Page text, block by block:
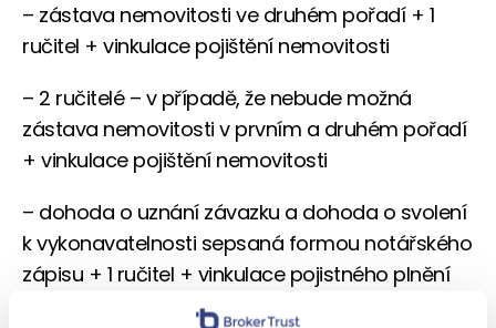
– zástava nemovitosti ve druhém pořadí + 1
ručitel + vinkulace pojištění nemovitosti
– 2 ručitelé – v případě, že nebude možná
zástava nemovitosti v prvním a druhém pořadí
+ vinkulace pojištění nemovitosti
– dohoda o uznání závazku a dohoda o svolení
k vykonavatelnosti sepsaná formou notářského
zápisu + 1 ručitel + vinkulace pojistného plnění
pojištění nemovitosti